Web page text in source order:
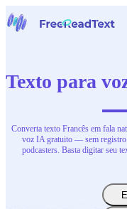
Ferramentas
Contate-Nos
Texto para
Converta texto Francês em fala
voz IA gratuito — sem registro.
podcasters. Basta digitar seu